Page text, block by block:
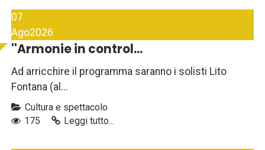
07
Ago2026
''Armonie in control...
Ad arricchire il programma saranno i solisti Lito
Fontana (al...
Cultura e spettacolo
175
Leggi tutto...